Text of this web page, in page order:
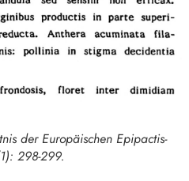
der Europäischen Epipactis-
298-299.